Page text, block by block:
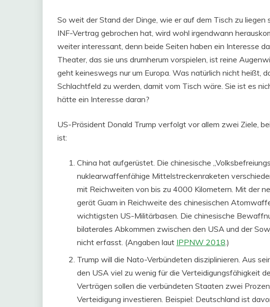
So weit der Stand der Dinge, wie er auf dem Tisch zu
INF-Vertrag gebrochen hat, wird wohl irgendwann
weiter interessant, denn beide Seiten haben ein Interesse
Theater, das sie uns drumherum vorspielen, ist reine
geht keineswegs nur um Europa. Was natürlich nicht heißt,
Schlachtfeld zu werden, damit vom Tisch wäre. Sie ist es
hätte ein Interesse daran?
US-Präsident Donald Trump verfolgt vor allem zwei Ziele,
ist:
China hat aufgerüstet. Die chinesische
nuklearwaffenfähige Mittelstreckenraketen
mit Reichweiten von bis zu 4000 Kilometern. Mit der
gerät Guam in Reichweite des chinesischen
wichtigsten US-Militärbasen. Die chinesische
bilaterales Abkommen zwischen den USA und der
nicht erfasst. (Angaben laut IPPNW 2018.)
Trump will die Nato-Verbündeten disziplinieren. Aus
den USA viel zu wenig für die Verteidigungsfähigkeit
Verträgen sollen die verbündeten Staaten zwei
Verteidigung investieren. Beispiel: Deutschland ist